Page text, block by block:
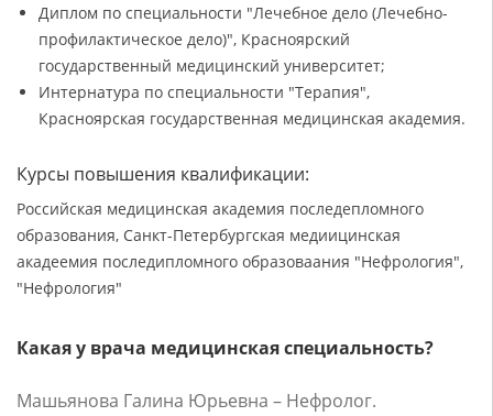
Диплом по специальности "Лечебное дело (Лечебно-
профилактическое дело)", Красноярский
государственный медицинский университет;
Интернатура по специальности "Терапия",
Красноярская государственная медицинская академия.
Курсы повышения квалификации:
Российская медицинская академия последепломного
образования, Санкт-Петербургская медиицинская
акадеемия последипломного образоваания "Нефрология",
"Нефрология"
Какая у врача медицинская специальность?
Машьянова Галина Юрьевна – Нефролог.